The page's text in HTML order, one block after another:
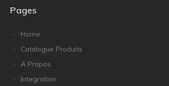
Pages
Home
Catalogue Produits
A Propos
Integration